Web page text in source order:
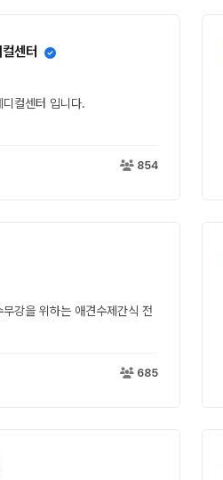
센터
컬센터 입니다.
854
는 애견수제간식 전
685